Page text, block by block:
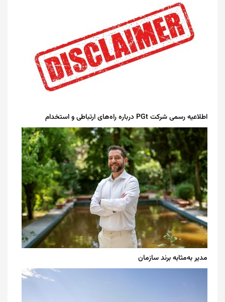
اطلاعیه رسمی شرکت PGt درباره راه‌های ارتباطی و استخدام
مدیر به‌مثابه برند سازمان